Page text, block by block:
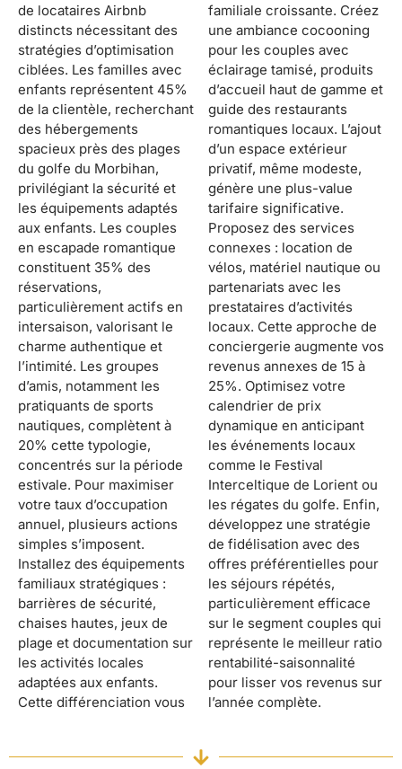
de locataires Airbnb
distincts nécessitant des
stratégies d’optimisation
ciblées. Les familles avec
enfants représentent 45%
de la clientèle, recherchant
des hébergements
spacieux près des plages
du golfe du Morbihan,
privilégiant la sécurité et
les équipements adaptés
aux enfants. Les couples
en escapade romantique
constituent 35% des
réservations,
particulièrement actifs en
intersaison, valorisant le
charme authentique et
l’intimité. Les groupes
d’amis, notamment les
pratiquants de sports
nautiques, complètent à
20% cette typologie,
concentrés sur la période
estivale. Pour maximiser
votre taux d’occupation
annuel, plusieurs actions
simples s’imposent.
Installez des équipements
familiaux stratégiques :
barrières de sécurité,
chaises hautes, jeux de
plage et documentation sur
les activités locales
adaptées aux enfants.
Cette différenciation vous
familiale croissante. Créez
une ambiance cocooning
pour les couples avec
éclairage tamisé, produits
d’accueil haut de gamme et
guide des restaurants
romantiques locaux. L’ajout
d’un espace extérieur
privatif, même modeste,
génère une plus-value
tarifaire significative.
Proposez des services
connexes : location de
vélos, matériel nautique ou
partenariats avec les
prestataires d’activités
locaux. Cette approche de
conciergerie augmente vos
revenus annexes de 15 à
25%. Optimisez votre
calendrier de prix
dynamique en anticipant
les événements locaux
comme le Festival
Interceltique de Lorient ou
les régates du golfe. Enfin,
développez une stratégie
de fidélisation avec des
offres préférentielles pour
les séjours répétés,
particulièrement efficace
sur le segment couples qui
représente le meilleur ratio
rentabilité-saisonnalité
pour lisser vos revenus sur
l’année complète.